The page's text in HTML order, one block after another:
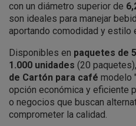
con un diámetro superior de
son ideales para manejar
aportando comodidad y estilo
Disponibles en paquetes de
1.000 unidades (20
de Cartón para café modelo
opción económica y eficiente
o negocios que buscan
comprometer la calidad.